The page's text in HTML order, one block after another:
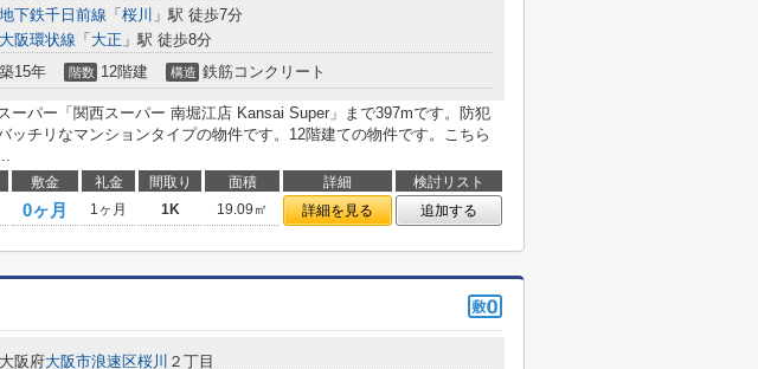
地下鉄千日前線 「 桜川 」駅 徒歩7分
大阪環状線 「 大正 」駅 徒歩8分
築15年 階数 12階建 構造 鉄筋コンクリート
ーパー「関西スーパー 南堀江店 Kansai Super」まで397mです。防犯
ッチリなマンションタイプの物件です。12階建ての物件です。こちら
敷金 礼金 間取り 面積 詳細
検討リスト
0ヶ月 1ヶ月 1K 19.09㎡ 詳細を見る 追加する
大阪府大阪市浪速区桜川 ２丁目